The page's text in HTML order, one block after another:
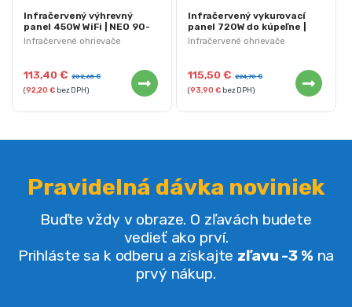
Infračervené ohrievače
Infračervený výhrevný
panel 450W WiFi | NEO 90-
105
113,40€ 202,65€
(92,20€bez DPH)
Infračervené ohrievače
Infračervený vykurovací
panel 720W do kúpeľne |
NEO 90-104
115,50€ 224,70€
(93,90€bez DPH)
Pravidelná dávka noviniek
Buďte vždy v obraze. O zľavách budete
vedieť ako prví.
Prihláste sa k odberu a získajte zľavu -3 % na
prvý nákup.